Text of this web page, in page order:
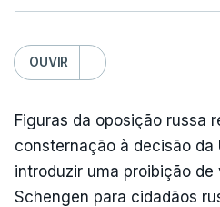
OUVIR
Figuras da oposição russa
consternação à decisão da
introduzir uma proibição
Schengen para cidadãos